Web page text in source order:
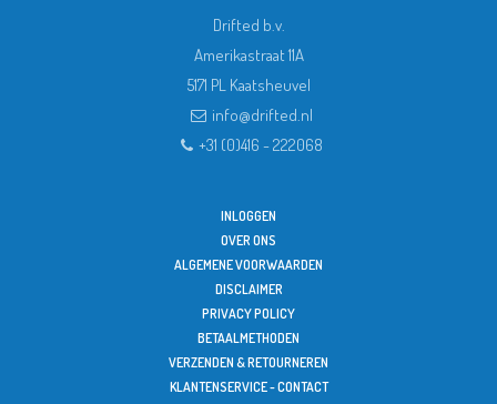
Drifted b.v.
Amerikastraat 11A
5171 PL Kaatsheuvel
info@drifted.nl
+31 (0)416 - 222068
INLOGGEN
OVER ONS
ALGEMENE VOORWAARDEN
DISCLAIMER
PRIVACY POLICY
BETAALMETHODEN
VERZENDEN & RETOURNEREN
KLANTENSERVICE - CONTACT